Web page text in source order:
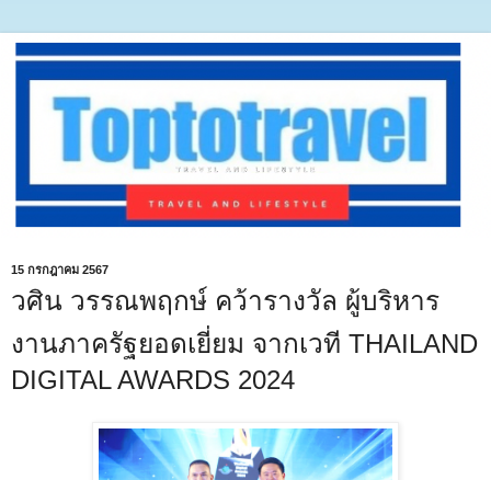
15 กรกฎาคม 2567
วศิน วรรณพฤกษ์ คว้ารางวัล ผู้บริหาร
งานภาครัฐยอดเยี่ยม จากเวที THAILAND
DIGITAL AWARDS 2024